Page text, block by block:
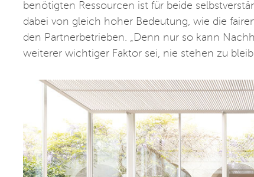
benötigten Ressourcen ist für beide
dabei von gleich hoher Bedeutung, wie die
den Partnerbetrieben. „Denn nur so kann
weiterer wichtiger Faktor sei, nie stehen zu